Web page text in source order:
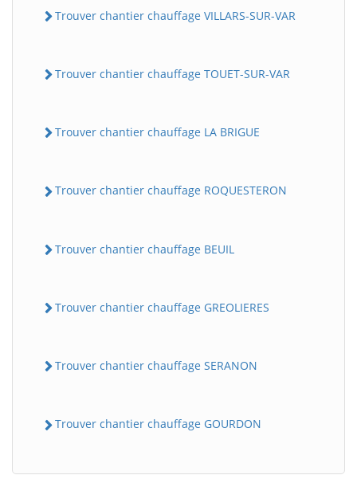
Trouver chantier chauffage VILLARS-SUR-VAR
Trouver chantier chauffage TOUET-SUR-VAR
Trouver chantier chauffage LA BRIGUE
Trouver chantier chauffage ROQUESTERON
Trouver chantier chauffage BEUIL
Trouver chantier chauffage GREOLIERES
Trouver chantier chauffage SERANON
Trouver chantier chauffage GOURDON
BatiWebPro
BatiWebPro